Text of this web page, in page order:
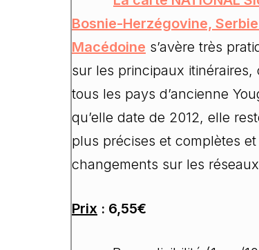
Bosnie-Herzégovine,
Macédoine s’avère très
sur les principaux itinéraires,
tous les pays d’ancienne
qu’elle date de 2012, elle
plus précises et complètes
changements sur les
Prix : 6,55€